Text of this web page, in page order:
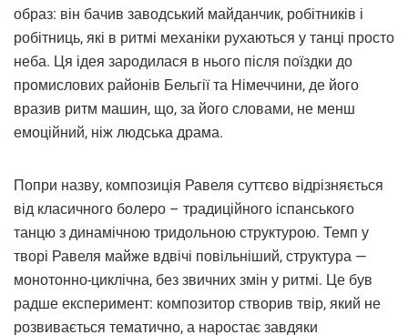
образ: він бачив заводський майданчик, робітників і
робітниць, які в ритмі механіки рухаються у танці просто
неба. Ця ідея зародилася в нього після поїздки до
промислових районів Бельгії та Німеччини, де його
вразив ритм машин, що, за його словами, не менш
емоційний, ніж людська драма.
Попри назву, композиція Равеля суттєво відрізняється
від класичного болеро – традиційного іспанського
танцю з динамічною тридольною структурою. Темп у
творі Равеля майже вдвічі повільніший, структура —
монотонно-циклічна, без звичних змін у ритмі. Це був
радше експеримент: композитор створив твір, який не
розвивається тематично, а наростає завдяки